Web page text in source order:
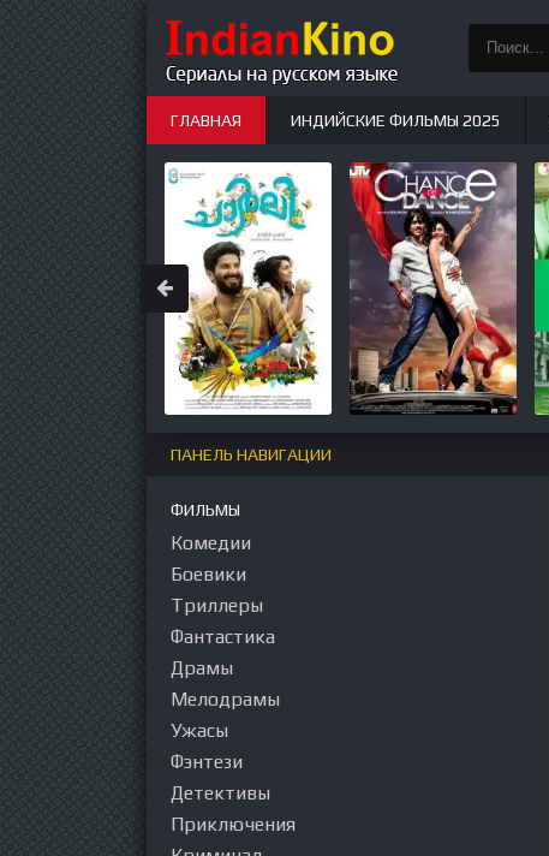
ПАНЕЛЬ НАВИГАЦИИ
ФИЛЬМЫ
Комедии
Боевики
Триллеры
Фантастика
Драмы
Мелодрамы
Ужасы
Фэнтези
Детективы
Приключения
ГЛАВНАЯ ИНДИЙСКИЕ ФИЛЬМЫ 2025
ИНДИЙСКИЕ СЕРИАЛЫ НОВЫЕ